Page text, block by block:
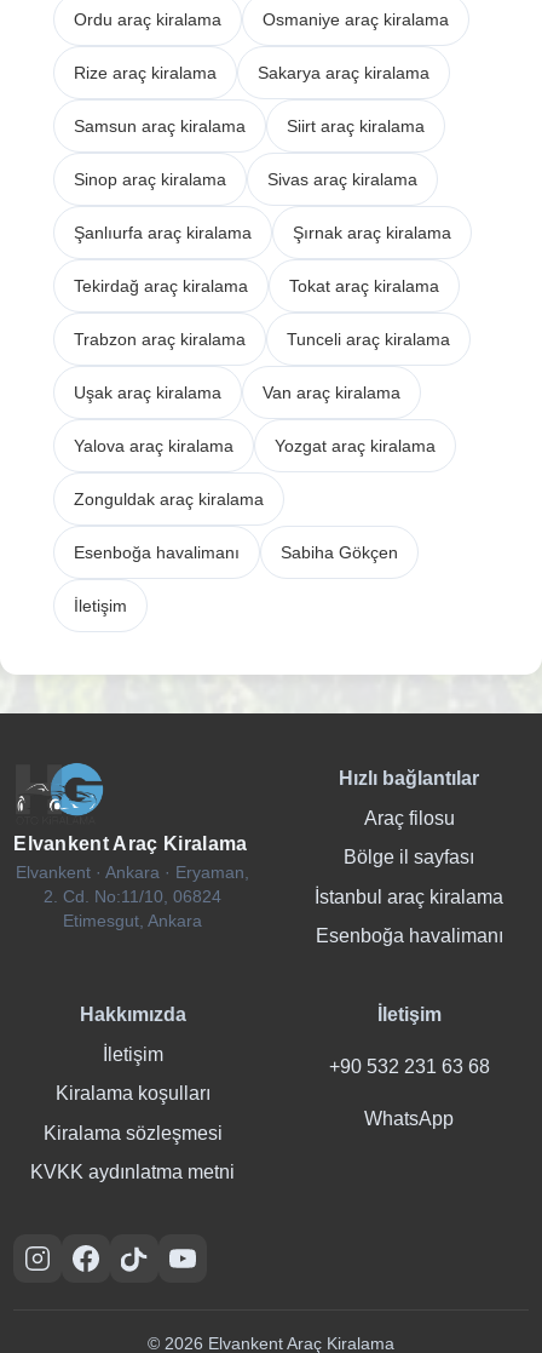
Ordu araç kiralama Osmaniye araç kiralama
Rize araç kiralama Sakarya araç kiralama
Samsun araç kiralama Siirt araç kiralama
Sinop araç kiralama Sivas araç kiralama
Şanlıurfa araç kiralama Şırnak araç kiralama
Tekirdağ araç kiralama Tokat araç kiralama
Trabzon araç kiralama Tunceli araç kiralama
Uşak araç kiralama Van araç kiralama
Yalova araç kiralama Yozgat araç kiralama
Zonguldak araç kiralama
Esenboğa havalimanı Sabiha Gökçen
İletişim
Elvankent Araç Kiralama
Elvankent · Ankara · Eryaman,
2. Cd. No:11/10, 06824
Etimesgut, Ankara
Hızlı bağlantılar
Araç filosu
Bölge il sayfası
İstanbul araç kiralama
Esenboğa havalimanı
Hakkımızda
İletişim
Kiralama koşulları
Kiralama sözleşmesi
KVKK aydınlatma metni
İletişim
+90 532 231 63 68
WhatsApp
InstagramFacebook
TikTokYouTube
© 2026 Elvankent Araç Kiralama